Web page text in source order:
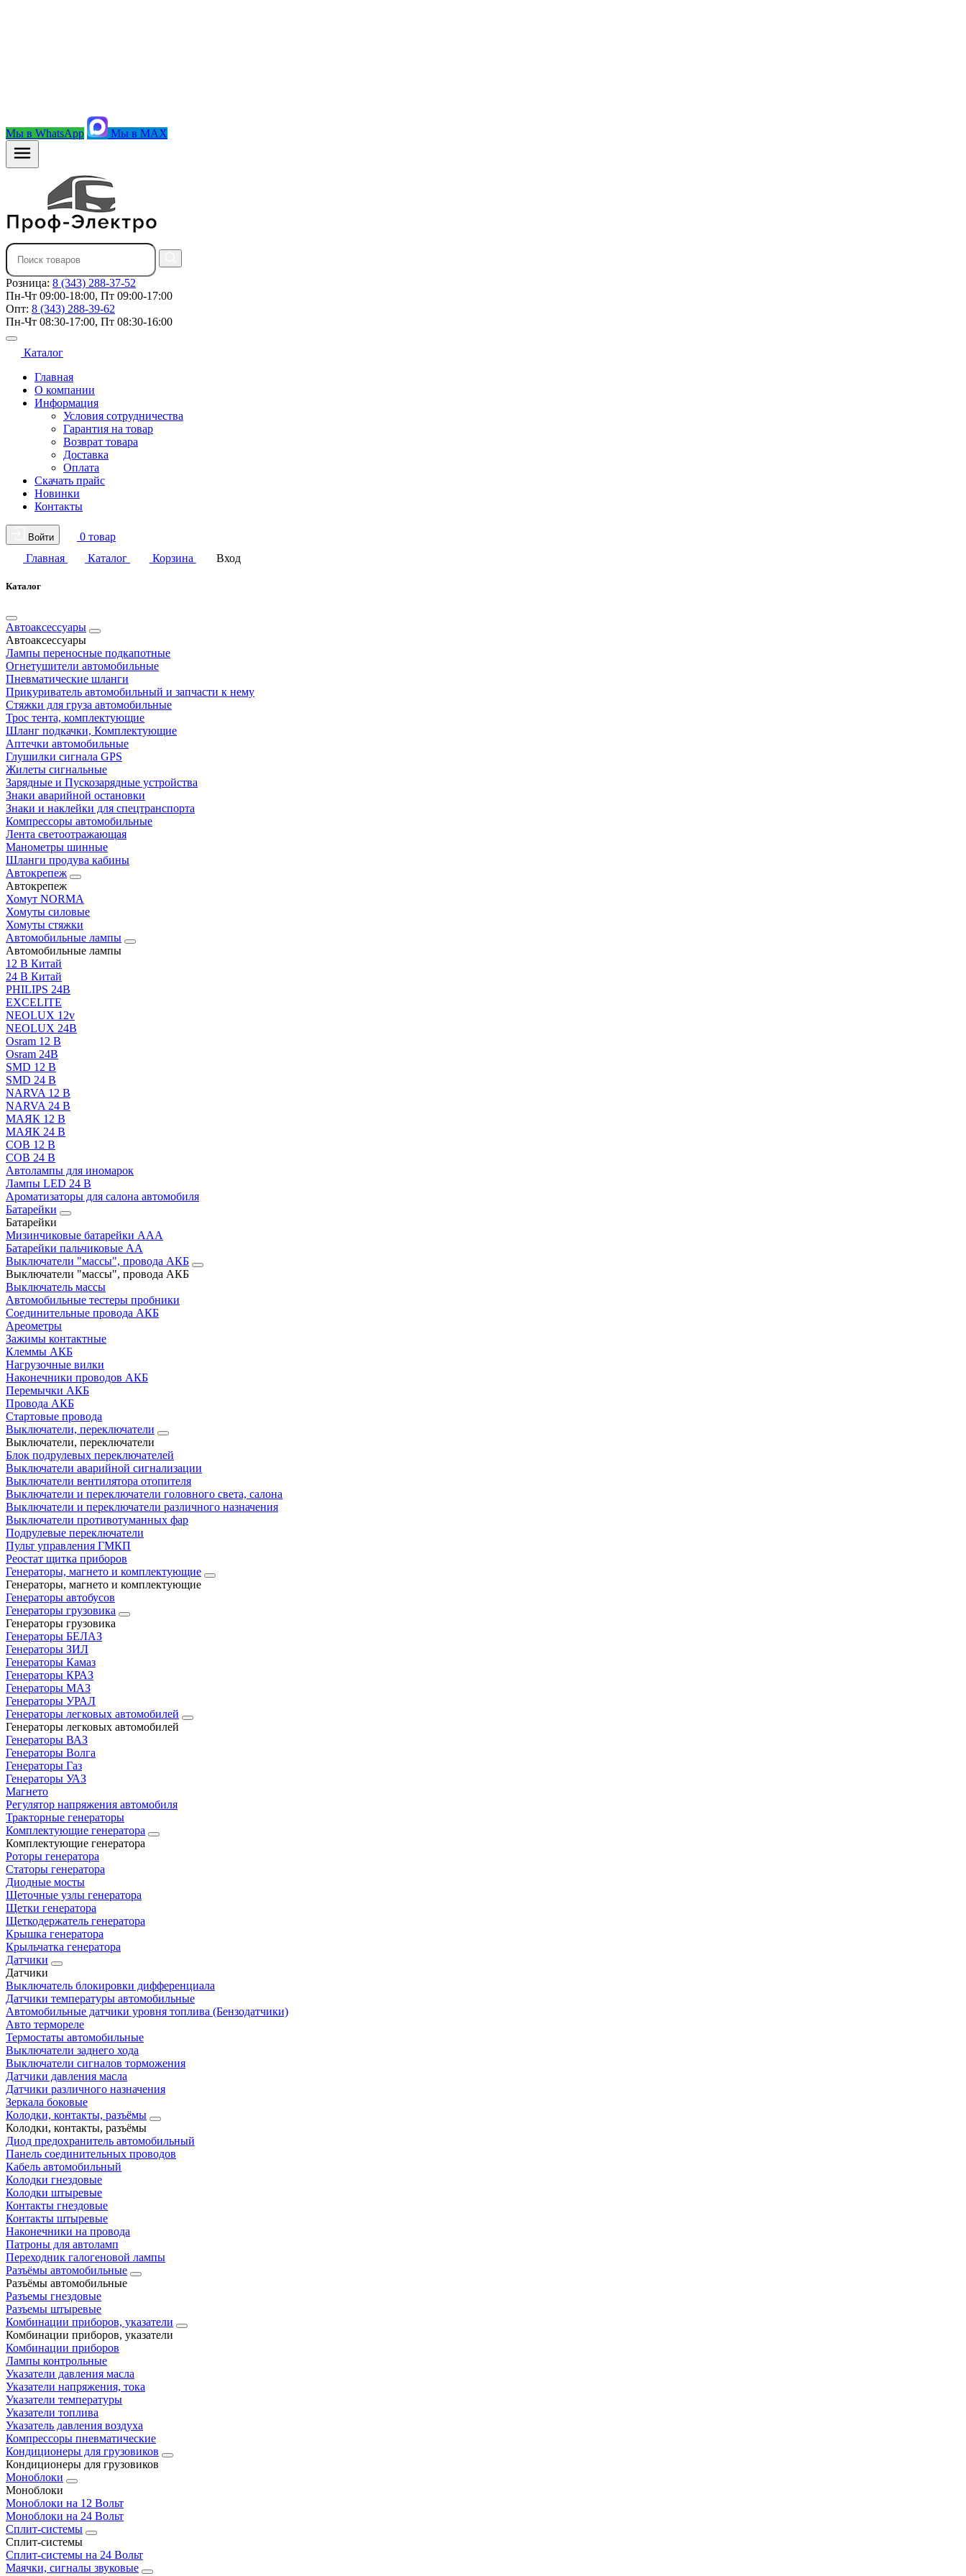
Мы в WhatsApp Мы в MAX
Розница: 8 (343) 288-37-52
Пн-Чт 09:00-18:00, Пт 09:00-17:00
Опт: 8 (343) 288-39-62
Пн-Чт 08:30-17:00, Пт 08:30-16:00
Каталог
Главная
О компании
Информация
Условия сотрудничества
Гарантия на товар
Возврат товара
Доставка
Оплата
Скачать прайс
Новинки
Контакты
Войти
0 товар
Главная
Каталог Корзина Вход
Каталог
Автоаксессуары
Автоаксессуары
Лампы переносные подкапотные
Огнетушители автомобильные
Пневматические шланги
Прикуриватель автомобильный и запчасти к нему
Стяжки для груза автомобильные
Трос тента, комплектующие
Шланг подкачки, Комплектующие
Аптечки автомобильные
Глушилки сигнала GPS
Жилеты сигнальные
Зарядные и Пускозарядные устройства
Знаки аварийной остановки
Знаки и наклейки для спецтранспорта
Компрессоры автомобильные
Лента светоотражающая
Манометры шинные
Шланги продува кабины
Автокрепеж
Автокрепеж
Хомут NORMA
Хомуты силовые
Хомуты стяжки
Автомобильные лампы
Автомобильные лампы
12 В Китай
24 В Китай
PHILIPS 24В
EXCELITE
NEOLUX 12v
NEOLUX 24В
Osram 12 В
Osram 24В
SMD 12 В
SMD 24 В
NARVA 12 В
NARVA 24 В
МАЯК 12 В
МАЯК 24 В
COB 12 В
COB 24 В
Автолампы для иномарок
Лампы LED 24 B
Ароматизаторы для салона автомобиля
Батарейки
Батарейки
Мизинчиковые батарейки AAA
Батарейки пальчиковые АА
Выключатели "массы", провода АКБ
Выключатели "массы", провода АКБ
Выключатель массы
Автомобильные тестеры пробники
Соединительные провода АКБ
Ареометры
Зажимы контактные
Клеммы АКБ
Нагрузочные вилки
Наконечники проводов АКБ
Перемычки АКБ
Провода АКБ
Стартовые провода
Выключатели, переключатели
Выключатели, переключатели
Блок подрулевых переключателей
Выключатели аварийной сигнализации
Выключатели вентилятора отопителя
Выключатели и переключатели головного света, салона
Выключатели и переключатели различного назначения
Выключатели противотуманных фар
Подрулевые переключатели
Пульт управления ГМКП
Реостат щитка приборов
Генераторы, магнето и комплектующие
Генераторы, магнето и комплектующие
Генераторы автобусов
Генераторы грузовика
Генераторы грузовика
Генераторы БЕЛАЗ
Генераторы ЗИЛ
Генераторы Камаз
Генераторы КРАЗ
Генераторы МАЗ
Генераторы УРАЛ
Генераторы легковых автомобилей
Генераторы легковых автомобилей
Генераторы ВАЗ
Генераторы Волга
Генераторы Газ
Генераторы УАЗ
Магнето
Регулятор напряжения автомобиля
Тракторные генераторы
Комплектующие генератора
Комплектующие генератора
Роторы генератора
Статоры генератора
Диодные мосты
Щеточные узлы генератора
Щетки генератора
Щеткодержатель генератора
Крышка генератора
Крыльчатка генератора
Датчики
Датчики
Выключатель блокировки дифференциала
Датчики температуры автомобильные
Автомобильные датчики уровня топлива (Бензодатчики)
Авто термореле
Термостаты автомобильные
Выключатели заднего хода
Выключатели сигналов торможения
Датчики давления масла
Датчики различного назначения
Зеркала боковые
Колодки, контакты, разъёмы
Колодки, контакты, разъёмы
Диод предохранитель автомобильный
Панель соединительных проводов
Кабель автомобильный
Колодки гнездовые
Колодки штыревые
Контакты гнездовые
Контакты штыревые
Наконечники на провода
Патроны для автоламп
Переходник галогеновой лампы
Разъёмы автомобильные
Разъёмы автомобильные
Разъемы гнездовые
Разъемы штыревые
Комбинации приборов, указатели
Комбинации приборов, указатели
Комбинации приборов
Лампы контрольные
Указатели давления масла
Указатели напряжения, тока
Указатели температуры
Указатели топлива
Указатель давления воздуха
Компрессоры пневматические
Кондиционеры для грузовиков
Кондиционеры для грузовиков
Моноблоки
Моноблоки
Моноблоки на 12 Вольт
Моноблоки на 24 Вольт
Сплит-системы
Сплит-системы
Сплит‑системы на 24 Вольт
Маячки, сигналы звуковые